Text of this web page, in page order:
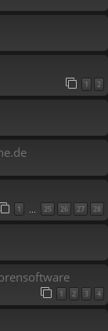
1 2
1 … 25 26 27 28
1 2 3 4